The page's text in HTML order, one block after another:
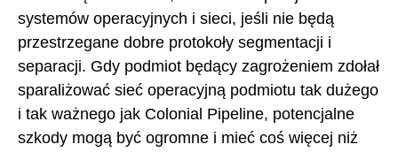
systemów operacyjnych i sieci, jeśli nie będą
przestrzegane dobre protokoły segmentacji i
separacji. Gdy podmiot będący zagrożeniem zdołał
sparaliżować sieć operacyjną podmiotu tak dużego
i tak ważnego jak Colonial Pipeline, potencjalne
szkody mogą być ogromne i mieć coś więcej niż